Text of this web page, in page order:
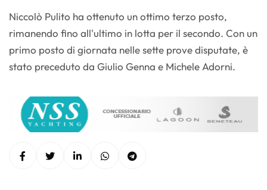
Niccolò Pulito ha ottenuto un ottimo terzo posto,
rimanendo fino all'ultimo in lotta per il secondo. Con un
primo posto di giornata nelle sette prove disputate, è
stato preceduto da Giulio Genna e Michele Adorni.